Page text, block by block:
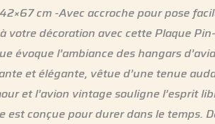
cm -Avec accroche pour pose
décoration avec cette Plaque
évoque l’ambiance des hangars
et élégante, vêtue d’une tenue
et l’avion vintage souligne l’esprit
est conçue pour durer dans le temps.